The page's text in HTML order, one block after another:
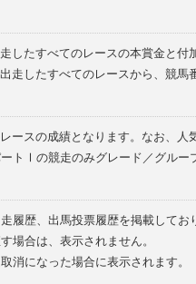
したすべてのレースの本賞金と付
走したすべてのレースから、競馬
ースの成績となります。なお、人
トⅠの競走のみグレード／グルー
履歴、出馬投票履歴を掲載してお
場合は、表示されません。
消になった場合に表示されます。